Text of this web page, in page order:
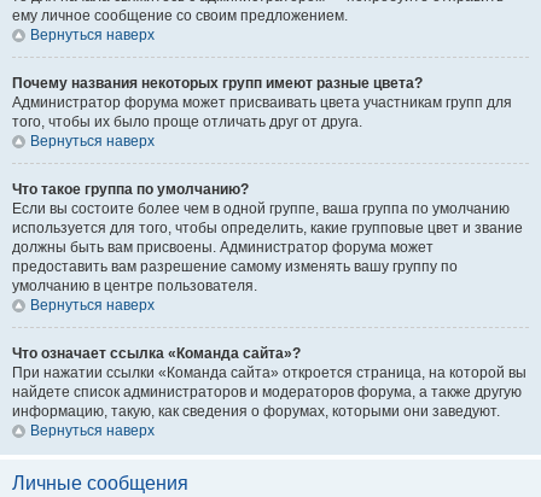
ему личное сообщение со своим предложением.
Вернуться наверх
Почему названия некоторых групп имеют разные цвета?
Администратор форума может присваивать цвета участникам групп для
того, чтобы их было проще отличать друг от друга.
Вернуться наверх
Что такое группа по умолчанию?
Если вы состоите более чем в одной группе, ваша группа по умолчанию
используется для того, чтобы определить, какие групповые цвет и звание
должны быть вам присвоены. Администратор форума может
предоставить вам разрешение самому изменять вашу группу по
умолчанию в центре пользователя.
Вернуться наверх
Что означает ссылка «Команда сайта»?
При нажатии ссылки «Команда сайта» откроется страница, на которой вы
найдете список администраторов и модераторов форума, а также другую
информацию, такую, как сведения о форумах, которыми они заведуют.
Вернуться наверх
Личные сообщения